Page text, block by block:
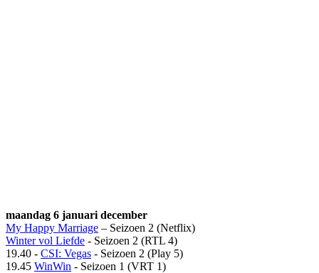
maandag 6 januari december
My Happy Marriage – Seizoen 2 (Netflix)
Winter vol Liefde - Seizoen 2 (RTL 4)
19.40 - CSI: Vegas - Seizoen 2 (Play 5)
19.45 WinWin - Seizoen 1 (VRT 1)